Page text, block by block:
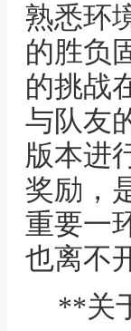
熟悉环
的胜负
的挑战
与队友
版本进
奖励，
重要一
也离不
**关